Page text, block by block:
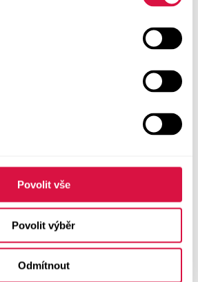
Povolit vše
Povolit výběr
Odmítnout
Boty GEOX
Pásky
Peněženky